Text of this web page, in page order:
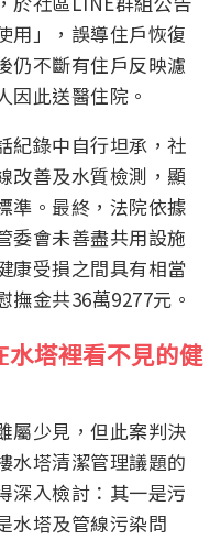
用」，誤導住戶恢復
仍不斷有住戶反映濾
因此送醫住院。
紀錄中自行坦承，社
改善及水質檢測，顯
準。最終，法院依據
委會未善盡共用設施
康受損之間具有相當
金共36萬9277元。
塔裡看不見的健
屬少見，但此案判決
水塔清潔管理議題的
深入檢討：其一是污
水塔及管線污染問